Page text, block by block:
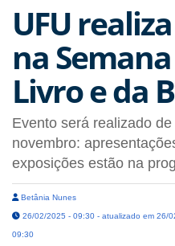
UFU
na
Livro e da
Evento será realizado
novembro:
exposições estão na
Betânia Nunes
26/02/2025 - 09:30 - atualizado em 26/
09:30